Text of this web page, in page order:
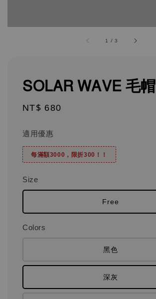
1 /3
SOLAR WAVE 毛帽
Regular
NT$ 680
適用優惠
每滿額3000，限折300！！
Size
Free
Colors
黑色
深灰